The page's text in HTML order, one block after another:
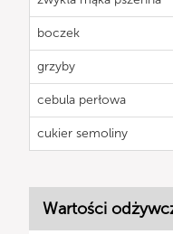
boczek
grzyby
cebula perłowa
cukier semoliny
Wartości